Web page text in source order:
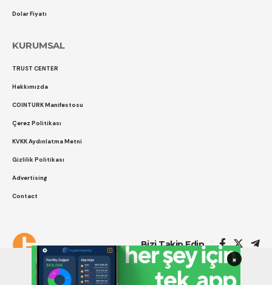
×
Dolar Fiyatı
KURUMSAL
TRUST CENTER
Hakkımızda
COINTURK Manifestosu
Çerez Politikası
KVKK Aydınlatma Metni
Gizlilik Politikası
Advertising
Contact
Bizi Takip Edin
COINTURK 2014 -2026
Çerez Politikası Gizlilik Politikası